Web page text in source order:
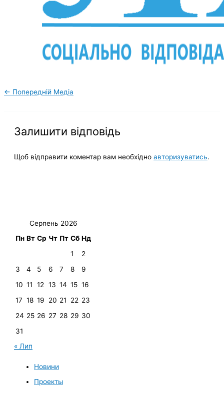
← Попередній Медіа
Залишити відповідь
Щоб відправити коментар вам необхідно авторизуватись.
Серпень 2026
Пн Вт Ср Чт Пт Сб Нд
1
2
3
4 5 6 7 8
9
10 11 12 13 14 15 16
17 18 19 20 21 22 23
24 25 26 27 28 29 30
31
« Лип
Новини
Проекты